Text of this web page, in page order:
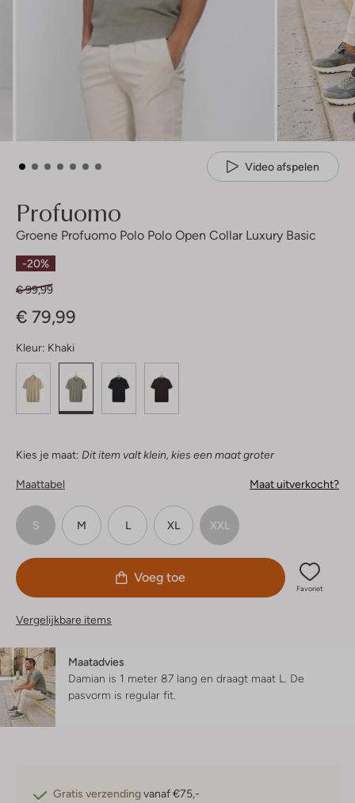
Video afspelen
Profuomo
Groene Profuomo Polo Polo Open Collar Luxury Basic
-20%
€ 99,99
€ 79,99
Kleur: Khaki
Kies je maat: Dit item valt klein, kies een maat groter
Maattabel Maat uitverkocht?
S M L XL XXL
Voeg toe
Favoriet
Vergelijkbare items
Maatadvies
Damian is 1 meter 87 lang en draagt maat L. De
pasvorm is regular fit
Gratis verzendingvanaf €75,-